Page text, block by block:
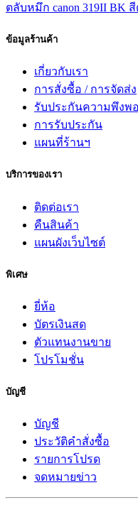
ตลับหมึก canon 319II BK สี
ข้อมูลร้านค้า
เกี่ยวกับเรา
การสั่งซื้อ / การจัดส่ง
รับประกันความพึงพ
การรับประกัน
แผนที่ร้านฯ
บริการของเรา
ติดต่อเรา
คืนสินค้า
แผนผังเว็บไซต์
พิเศษ
ยี่ห้อ
บัตรเงินสด
ตัวแทนงานขาย
โปรโมชั่น
บัญชี
บัญชี
ประวัติคำสั่งซื้อ
รายการโปรด
จดหมายข่าว